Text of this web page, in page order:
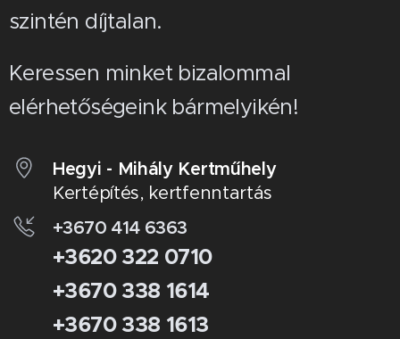
szintén díjtalan.
Keressen minket bizalommal
elérhetőségeink bármelyikén!
Hegyi - Mihály Kertműhely
Kertépítés, kertfenntartás
+3670 414 6363
+3620 322 0710
+3670 338 1614
+3670 338 1613